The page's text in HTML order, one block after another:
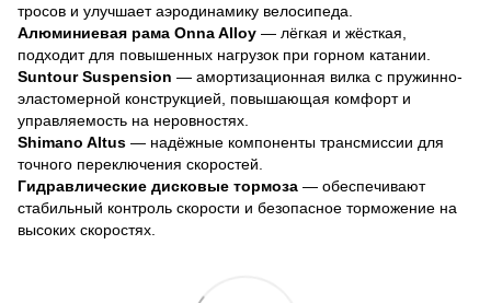
тросов и улучшает аэродинамику велосипеда.
Алюминиевая рама Onna Alloy — лёгкая и жёсткая,
подходит для повышенных нагрузок при горном катании.
Suntour Suspension — амортизационная вилка с пружинно-
эластомерной конструкцией, повышающая комфорт и
управляемость на неровностях.
Shimano Altus — надёжные компоненты трансмиссии для
точного переключения скоростей
Гидравлические дисковые тормоза — обеспечивают
стабильный контроль скорости и безопасное торможение на
высоких скоростях.